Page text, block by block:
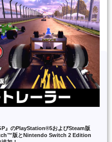
』のPlayStation®5およびSteam版
版とNintendo Switch 2 Edition